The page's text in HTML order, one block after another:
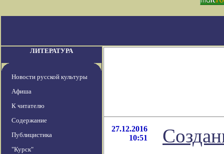
ЛИТЕРАТУРА
Новости русской культуры
Афиша
К читателю
Содержание
Публицистика
"Курск"
27.12.2016
10:51